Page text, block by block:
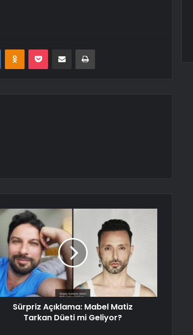
VKontakteOdnoklassniki
Pocket E-Posta ile paylaş Yazdır
Sürpriz Açıklama: Mabel Matiz
Tarkan Düeti mi Geliyor?